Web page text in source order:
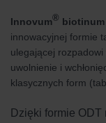
Innovum®
innowacyjnej formie
ulegającej
uwolnienie i
klasycznych form
Dzięki formie ODT